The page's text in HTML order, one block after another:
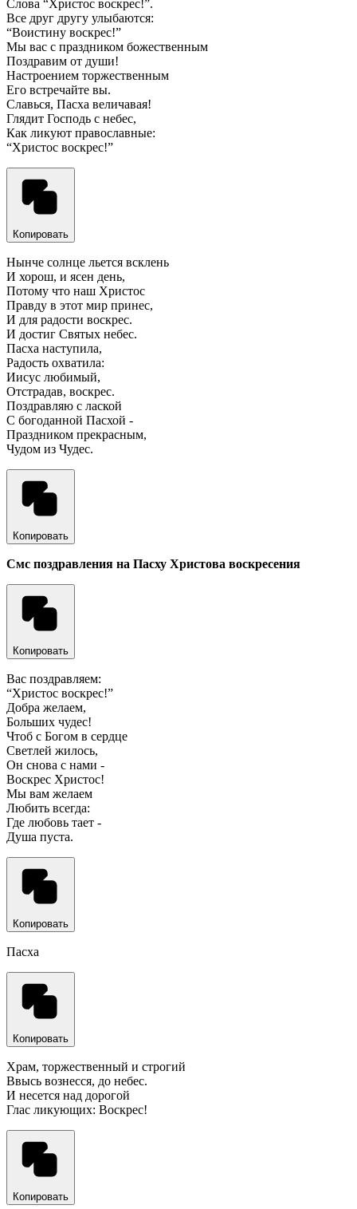
Слова “Христос воскрес!”.
Все друг другу улыбаются:
“Воистину воскрес!”
Мы вас с праздником божественным
Поздравим от души!
Настроением торжественным
Его встречайте вы.
Славься, Пасха величавая!
Глядит Господь с небес,
Как ликуют православные:
“Христос воскрес!”
Копировать
Нынче солнце льется всклень
И хорош, и ясен день,
Потому что наш Христос
Правду в этот мир принес,
И для радости воскрес.
И достиг Святых небес.
Пасха наступила,
Радость охватила:
Иисус любимый,
Отстрадав, воскрес.
Поздравляю с лаской
С богоданной Пасхой -
Праздником прекрасным,
Чудом из Чудес.
Копировать
Смс поздравления на Пасху Христова воскресения
Копировать
Вас поздравляем:
“Христос воскрес!”
Добра желаем,
Больших чудес!
Чтоб с Богом в сердце
Светлей жилось,
Он снова с нами -
Воскрес Христос!
Мы вам желаем
Любить всегда:
Где любовь тает -
Душа пуста.
Копировать
Пасха
Копировать
Храм, торжественный и строгий
Ввысь вознесся, до небес.
И несется над дорогой
Глас ликующих: Воскрес!
Копировать